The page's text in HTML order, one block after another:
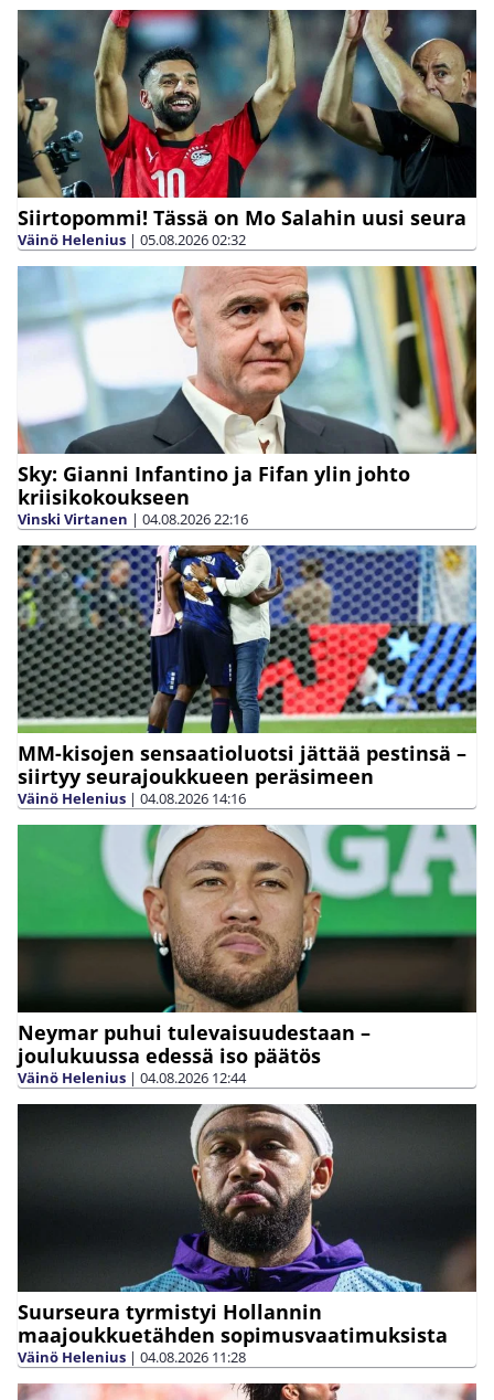
Siirtopommi! Tässä on Mo Salahin uusi seura
Väinö Helenius | 05.08.202602:32
Sky: Gianni Infantino ja Fifan ylin johto
kriisikokoukseen
Vinski Virtanen | 04.08.202622:16
MM-kisojen sensaatioluotsi jättää pestinsä –
siirtyy seurajoukkueen peräsimeen
Väinö Helenius | 04.08.2026 14:16
Neymar puhui tulevaisuudestaan –
joulukuussa edessä iso päätös
Väinö Helenius | 04.08.2026 12:44
Suurseura tyrmistyi Hollannin
maajoukkuetähden sopimusvaatimuksista
Väinö Helenius | 04.08.2026 11:28